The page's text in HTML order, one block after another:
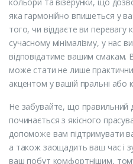
яка гармонійно впишеться у
того, чи віддаєте ви
сучасному мінімалізму, у нас
відповідатиме вашим смакам.
може стати не лише
акцентом у вашій пральні або
Не забувайте, що правильний
починається з якісного
допоможе вам підтримувати
а також заощадить ваш час і
ваш побут комфортнішим,